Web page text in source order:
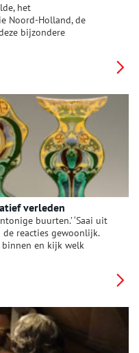
het
Noord-Holland, de
bijzondere
verleden
buurten.’ ‘Saai uit
reacties gewoonlijk.
binnen en kijk welk